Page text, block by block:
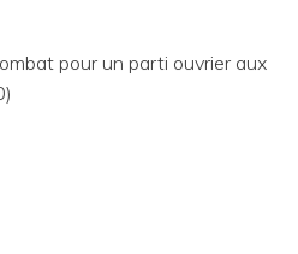
pour un parti ouvrier aux